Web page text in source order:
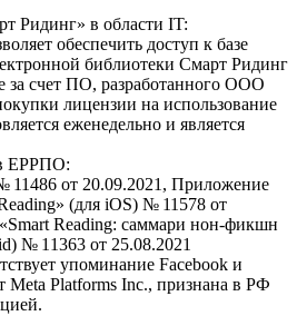
Ридинг» в области IT:
обеспечить доступ к базе
библиотеки Смарт Ридинг
за счет ПО, разработанного ООО
лицензии на использование
еженедельно и является
ЕРРПО:
11486 от 20.09.2021, Приложение
(для iOS) № 11578 от
Reading: саммари нон-фикшн
№ 11363 от 25.08.2021
упоминание Facebook и
Platforms Inc., признана в РФ